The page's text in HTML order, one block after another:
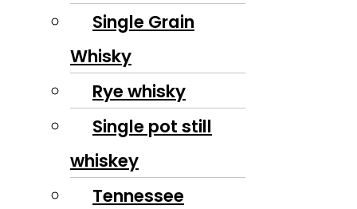
Single Grain
Whisky
Rye whisky
Single pot still
whiskey
Tennessee